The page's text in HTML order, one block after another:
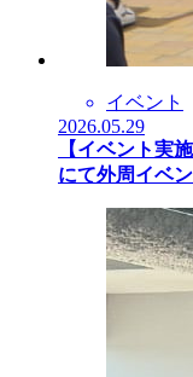
イベント
2026.05.29
【イベント実
にて外周イベ